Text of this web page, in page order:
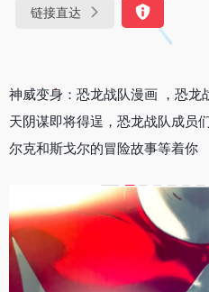
链接直达
神威变身：恐龙战队漫画 ，恐
天阴谋即将得逞，恐龙战队成员
尔克和斯戈尔的冒险故事等着你